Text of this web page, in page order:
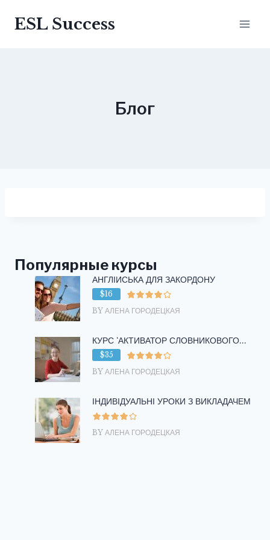
ESL Success
Блог
Популярные курсы
АНГЛІЙСЬКА ДЛЯ ЗАКОРДОНУ
$16
BY АЛЕНА ГОРОДЕЦКАЯ
КУРС ‘АКТИВАТОР СЛОВНИКОВОГО...
$35
BY АЛЕНА ГОРОДЕЦКАЯ
ІНДИВІДУАЛЬНІ УРОКИ З ВИКЛАДАЧЕМ
BY АЛЕНА ГОРОДЕЦКАЯ